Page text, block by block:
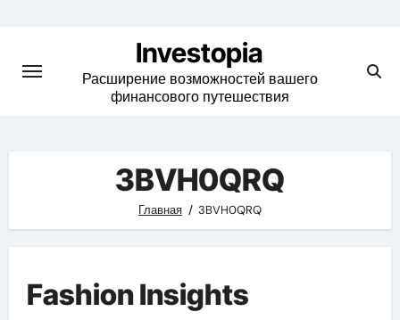
content
Investopia
Расширение возможностей вашего
финансового путешествия
3BVH0QRQ
Главная 3BVH0QRQ
Fashion Insights